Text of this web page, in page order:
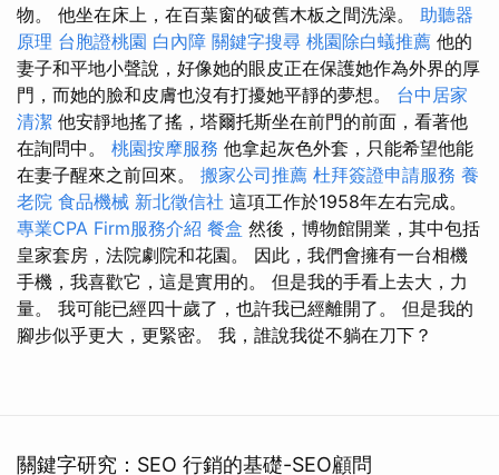
物。 他坐在床上，在百葉窗的破舊木板之間洗澡。 助聽器
原理 台胞證桃園 白內障 關鍵字搜尋 桃園除白蟻推薦 他的
妻子和平地小聲說，好像她的眼皮正在保護她作為外界的厚
門，而她的臉和皮膚也沒有打擾她平靜的夢想。 台中居家
清潔 他安靜地搖了搖，塔爾托斯坐在前門的前面，看著他
在詢問中。 桃園按摩服務 他拿起灰色外套，只能希望他能
在妻子醒來之前回來。 搬家公司推薦 杜拜簽證申請服務 養
老院 食品機械 新北徵信社 這項工作於1958年左右完成。
專業CPA Firm服務介紹 餐盒 然後，博物館開業，其中包括
皇家套房，法院劇院和花園。 因此，我們會擁有一台相機
手機，我喜歡它，這是實用的。 但是我的手看上去大，力
量。 我可能已經四十歲了，也許我已經離開了。 但是我的
腳步似乎更大，更緊密。 我，誰說我從不躺在刀下？
關鍵字研究：SEO 行銷的基礎-SEO顧問